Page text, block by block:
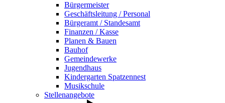
Bürgermeister
Geschäftsleitung / Personal
Bürgeramt / Standesamt
Finanzen / Kasse
Planen & Bauen
Bauhof
Gemeindewerke
Jugendhaus
Kindergarten Spatzennest
Musikschule
Stellenangebote